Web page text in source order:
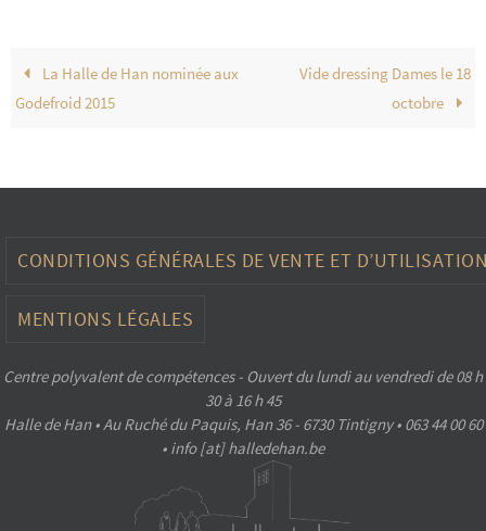
La Halle de Han nominée aux
Godefroid 2015
Vide dressing Dames le 18
octobre
CONDITIONS GÉNÉRALES DE VENTE ET
MENTIONS LÉGALES
Centre polyvalent de compétences - Ouvert du lundi au vendredi de 08 h
30 à 16 h 45
Halle de Han • Au Ruché du Paquis, Han 36 - 6730 Tintigny • 063 44 00 60
• info [at] halledehan.be